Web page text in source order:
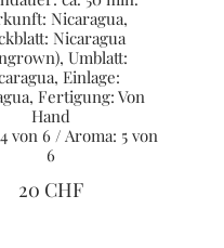
Nicaragua,
Nicaragua
Umblatt:
Einlage:
Fertigung: Von
Hand
von 6 / Aroma: 5 von
6
20 CHF